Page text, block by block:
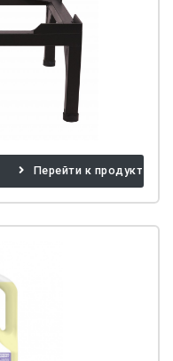
Перейти к продукту